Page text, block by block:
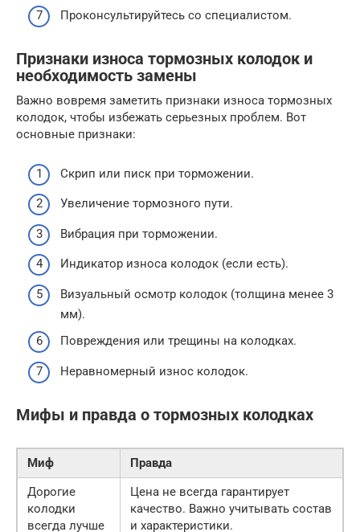
Проконсультируйтесь со специалистом.
Признаки износа тормозных колодок и
необходимость замены
Важно вовремя заметить признаки износа тормозных
колодок, чтобы избежать серьезных проблем. Вот
основные признаки:
Скрип или писк при торможении.
Увеличение тормозного пути.
Вибрация при торможении.
Индикатор износа колодок (если есть).
Визуальный осмотр колодок (толщина менее 3
мм).
Повреждения или трещины на колодках.
Неравномерный износ колодок.
Мифы и правда о тормозных колодках
Миф
Правда
Дорогие
колодки
всегда лучше
Цена не всегда гарантирует
качество. Важно учитывать состав
и характеристики.